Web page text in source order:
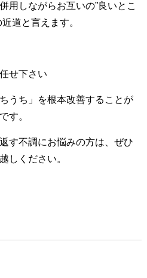
用しながらお互いの”良いとこ
道と言えます。
せ下さい
うち」を根本改善することが
す。
す不調にお悩みの方は、ぜひ
しください。